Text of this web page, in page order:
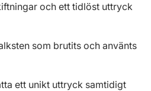
och ett tidlöst uttryck
som brutits och använts
ett unikt uttryck samtidigt